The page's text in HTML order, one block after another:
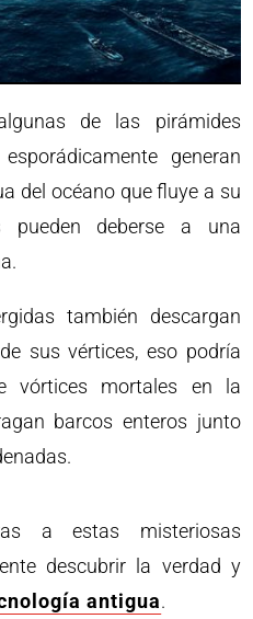
de las pirámides
generan
del océano que fluye a su
pueden deberse a una
también descargan
sus vértices, eso podría
vórtices mortales en la
barcos enteros junto
a estas misteriosas
descubrir la verdad y
antigua.